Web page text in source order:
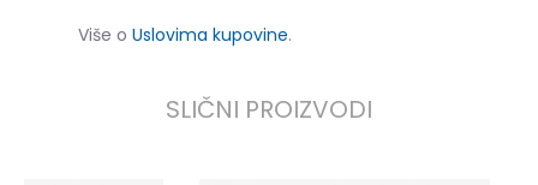
Više o Uslovima kupovine.
SLIČNI PROIZVODI